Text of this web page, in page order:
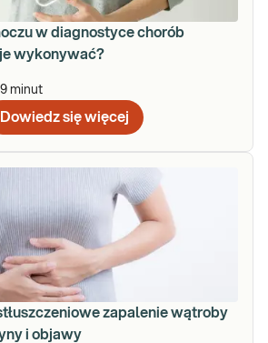
w diagnostyce chorób
wykonywać?
9 minut
Dowiedz się więcej
zapalenie wątroby
i objawy